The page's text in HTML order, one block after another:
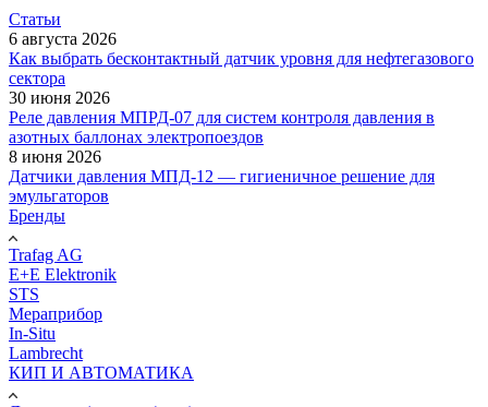
Статьи
6 августа 2026
Как выбрать бесконтактный датчик уровня для нефтегазового
сектора
30 июня 2026
Реле давления МПРД-07 для систем контроля давления в
азотных баллонах электропоездов
8 июня 2026
Датчики давления МПД-12 — гигиеничное решение для
эмульгаторов
Бренды
Trafag AG
E+E Elektronik
STS
Мераприбор
In-Situ
Lambrecht
КИП И АВТОМАТИКА